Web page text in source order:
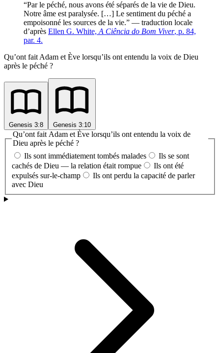
“Par le péché, nous avons été séparés de la vie de Dieu.
Notre âme est paralysée. […] Le sentiment du péché a
empoisonné les sources de la vie.” — traduction locale
d’après Ellen G. White, A Ciência do Bom Viver, p. 84,
par. 4.
Qu’ont fait Adam et Ève lorsqu’ils ont entendu la voix de Dieu
après le péché ?
Genesis 3:8 Genesis 3:10
Qu’ont fait Adam et Ève lorsqu’ils ont entendu la voix de
Dieu après le péché ?
Ils sont immédiatement tombés malades
Ils se sont
cachés de Dieu — la relation était rompue
Ils ont été
expulsés sur-le-champ
Ils ont perdu la capacité de parler
avec Dieu